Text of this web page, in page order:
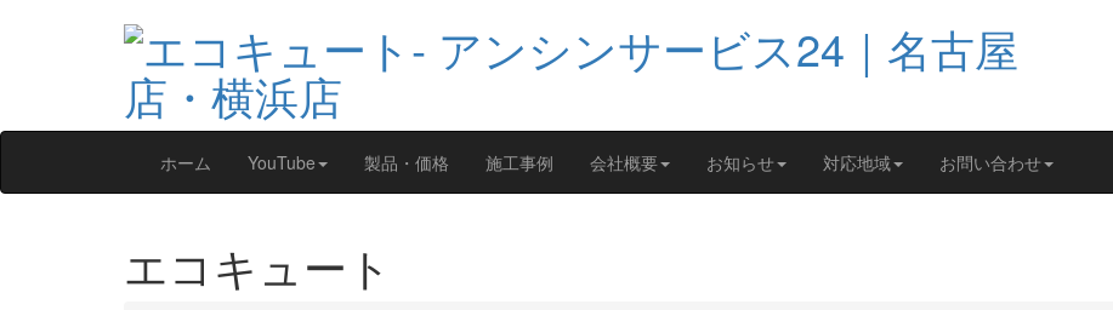
ホーム YouTube 製品・価格 施工事例 会社概要 お知らせ 対応地域 お問い合わせ
エコキュート